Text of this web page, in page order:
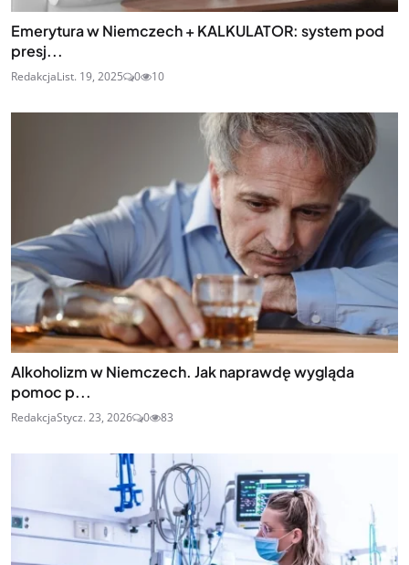
Emerytura w Niemczech + KALKULATOR: system pod
presj...
RedakcjaList. 19, 2025 0 10
Alkoholizm w Niemczech. Jak naprawdę wygląda
pomoc p...
RedakcjaStycz. 23, 2026 0 83